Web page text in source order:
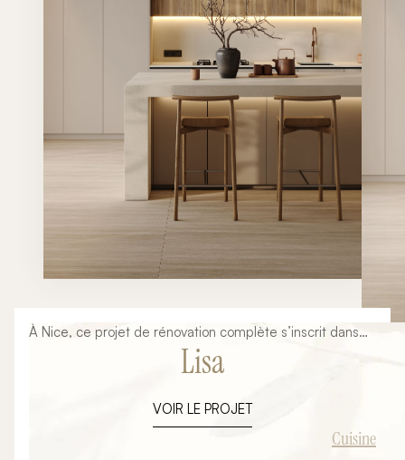
À Nice, ce projet de rénovation complète s’inscrit dans
une volonté de créer un espace de vie à la fois
fonctionnel, chaleureux et résolument contemporain.
aménagement a été entièrement conçu et réalisé par
Ambiance Signature, de la réflexion initiale jusqu’à la
Lisa
VOIR LE PROJET
Cuisine